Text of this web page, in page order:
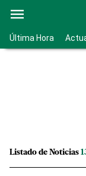
Última Hora
Listado de Noticias